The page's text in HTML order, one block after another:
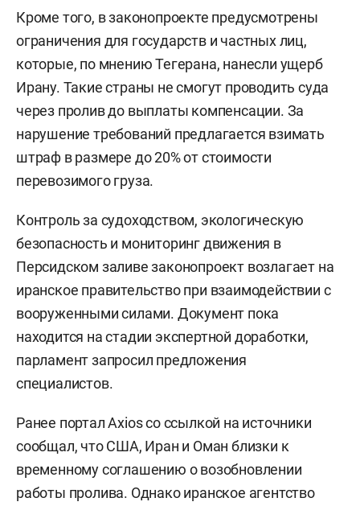
Кроме того, в законопроекте предусмотрены
ограничения для государств и частных лиц,
которые, по мнению Тегерана, нанесли ущерб
Ирану. Такие страны не смогут проводить суда
через пролив до выплаты компенсации. За
нарушение требований предлагается взимать
штраф в размере до 20% от стоимости
перевозимого груза.
Контроль за судоходством, экологическую
безопасность и мониторинг движения в
Персидском заливе законопроект возлагает на
иранское правительство при взаимодействии с
вооруженными силами. Документ пока
находится на стадии экспертной доработки,
парламент запросил предложения
специалистов.
Ранее портал Axios со ссылкой на источники
сообщал, что США, Иран и Оман близки к
временному соглашению о возобновлении
работы пролива. Однако иранское агентство